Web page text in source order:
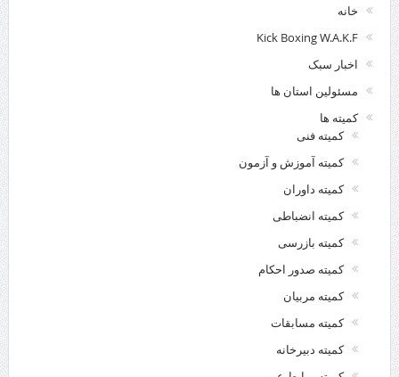
خانه
Kick Boxing W.A.K.F
اخبار سبک
مسئولین استان ها
کمیته ها
کمیته فنی
کمیته آموزش و آزمون
کمیته داوران
کمیته انضباطی
کمیته بازرسی
کمیته صدور احکام
کمیته مربیان
کمیته مسابقات
کمیته دبیرخانه